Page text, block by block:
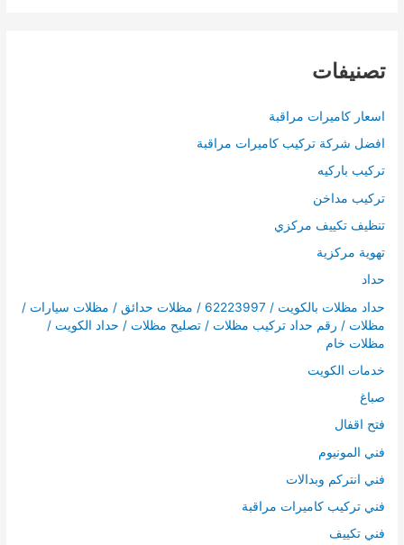
تصنيفات
اسعار كاميرات مراقبة
افضل شركة تركيب كاميرات مراقبة
تركيب باركيه
تركيب مداخن
تنظيف تكييف مركزي
تهوية مركزية
حداد
حداد مظلات بالكويت / 62223997 / مظلات حدائق / مظلات سيارات /
مظلات / رقم حداد تركيب مظلات / تصليح مظلات / حداد الكويت /
مظلات خام
خدمات الكويت
صباغ
فتح اقفال
فني المونيوم
فني انتركم وبدالات
فني تركيب كاميرات مراقبة
فني تكييف